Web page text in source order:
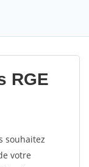
RGE
souhaitez
votre